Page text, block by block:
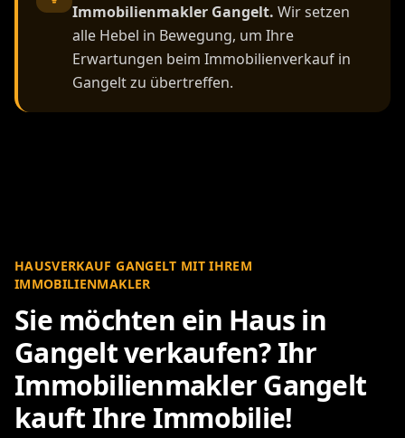
Immobilienmakler Gangelt. Wir setzen
alle Hebel in Bewegung, um Ihre
Erwartungen beim Immobilienverkauf in
Gangelt zu übertreffen.
HAUSVERKAUF GANGELT MIT IHREM
IMMOBILIENMAKLER
Sie möchten ein Haus in
Gangelt verkaufen? Ihr
Immobilienmakler Gangelt
kauft Ihre Immobilie!